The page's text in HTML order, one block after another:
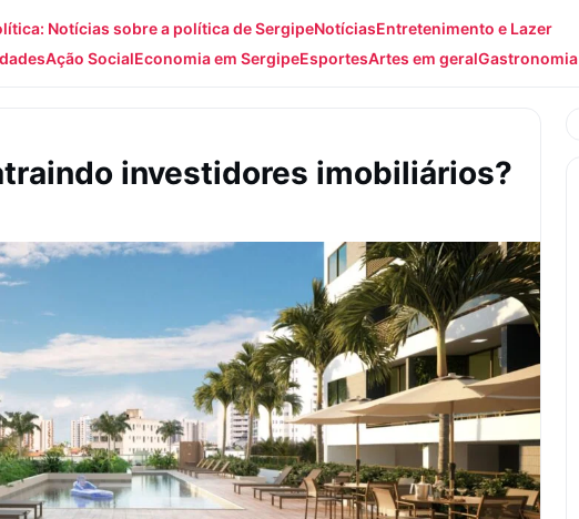
Notícias sobre a política de SergipeNotíciasEntretenimento e Lazer
Ação SocialEconomia em SergipeEsportesArtes em geralGastronomia
investidores imobiliários?